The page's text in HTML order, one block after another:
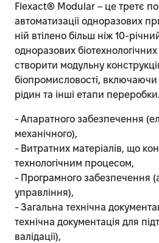
Flexact® Modular – це третє
автоматизації одноразових
ній втілено більш ніж 10-
одноразових
створити модульну
біопромисловості,
рідин та інші етапи
- Апаратного забезпечення
механічного),
- Витратних матеріалів, що
технологічним процесом,
- Програмного забезпечення
управління),
- Загальна технічна
технічна документація для
валідації),